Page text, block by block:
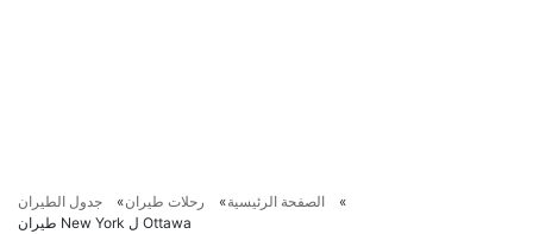
الصفحة الرئيسية رحلات طيران
جدول الطيران
Ottawa ل New York طيران